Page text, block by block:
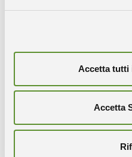
Accetta tutti
Accetta
Team Unità di
De